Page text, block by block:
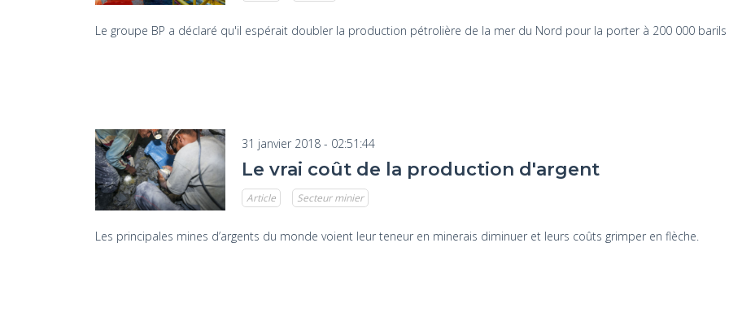
Le groupe BP a déclaré qu'il espérait doubler la production pétrolière de la mer du Nord pour la porter à 200 000 barils
31 janvier 2018 - 02:51:44
Le vrai coût de la production d'argent
Article Secteur minier
Les principales mines d’argents du monde voient leur teneur en minerais diminuer et leurs coûts grimper en flèche.